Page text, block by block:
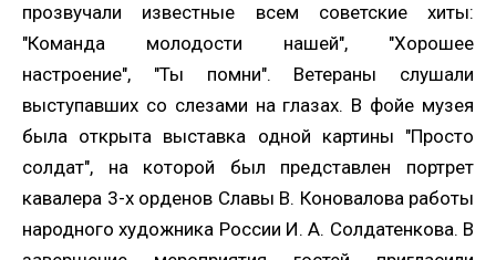
прозвучали известные всем советские хиты:
"Команда молодости нашей", "Хорошее
настроение", "Ты помни". Ветераны слушали
выступавших со слезами на глазах. В фойе музея
была открыта выставка одной картины "Просто
солдат", на которой был представлен портрет
кавалера 3-х орденов Славы В. Коновалова работы
народного художника России И. А. Солдатенкова. В
Нажимая кнопку, я даю согласие на обработку
персональных данных.